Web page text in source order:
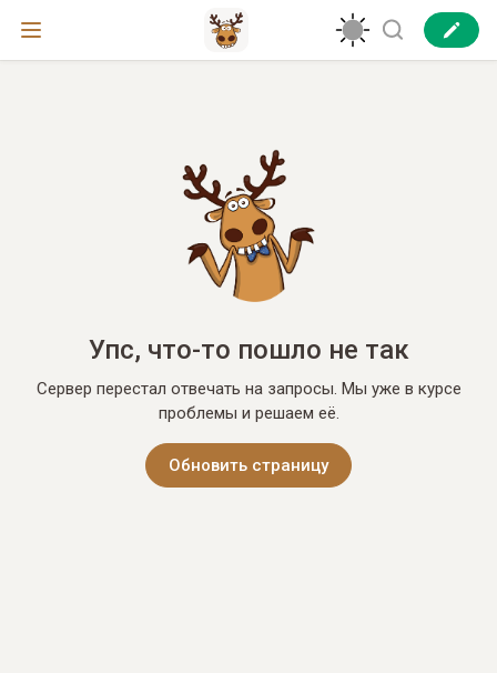
Упс, что-то пошло не так
Сервер перестал отвечать на запросы. Мы уже в курсе
проблемы и решаем её.
Обновить страницу